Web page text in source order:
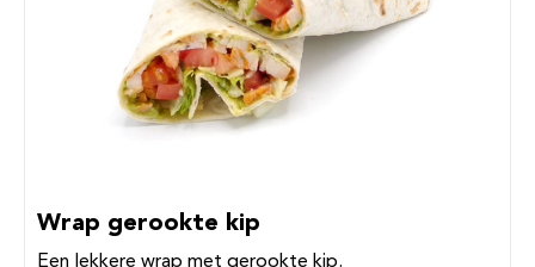
Wrap gerookte kip
Een lekkere wrap met gerookte kip.